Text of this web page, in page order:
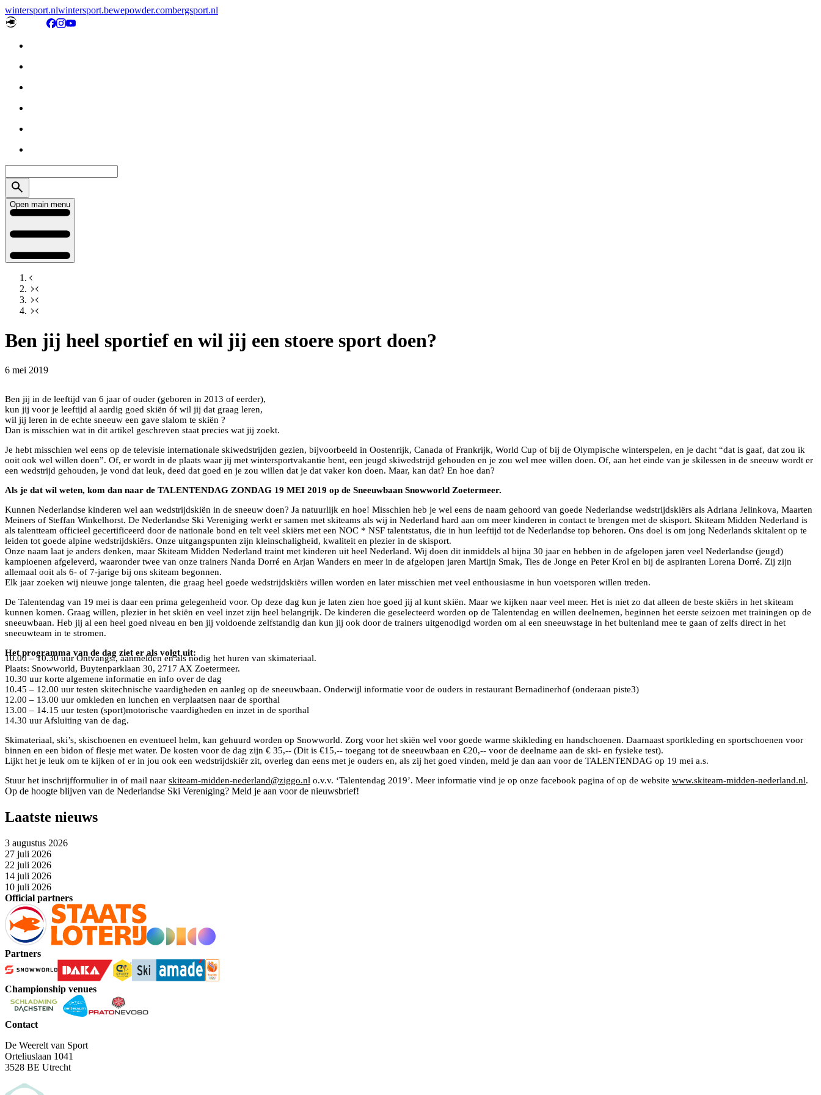
wintersport.nlwintersport.bewepowder.combergsport.nl
Open main menu
Ben jij heel sportief en wil jij een stoere sport doen?
6 mei 2019
Ben jij in de leeftijd van 6 jaar of ouder (geboren in 2013 of eerder),
kun jij voor je leeftijd al aardig goed skiën óf wil jij dat graag leren,
wil jij leren in de echte sneeuw een gave slalom te skiën ?
Dan is misschien wat in dit artikel geschreven staat precies wat jij zoekt.
Je hebt misschien wel eens op de televisie internationale skiwedstrijden gezien, bijvoorbeeld in Oostenrijk, Canada of Frankrijk, World Cup of bij de Olympische winterspelen, en je dacht “dat is gaaf, dat zou ik
ooit ook wel willen doen”. Of, er wordt in de plaats waar jij met wintersportvakantie bent, een jeugd skiwedstrijd gehouden en je zou wel mee willen doen. Of, aan het einde van je skilessen in de sneeuw wordt er
een wedstrijd gehouden, je vond dat leuk, deed dat goed en je zou willen dat je dat vaker kon doen. Maar, kan dat? En hoe dan?
Als je dat wil weten, kom dan naar de TALENTENDAG ZONDAG 19 MEI 2019 op de Sneeuwbaan Snowworld Zoetermeer.
Kunnen Nederlandse kinderen wel aan wedstrijdskiën in de sneeuw doen? Ja natuurlijk en hoe! Misschien heb je wel eens de naam gehoord van goede Nederlandse wedstrijdskiërs als Adriana Jelinkova, Maarten
Meiners of Steffan Winkelhorst. De Nederlandse Ski Vereniging werkt er samen met skiteams als wij in Nederland hard aan om meer kinderen in contact te brengen met de skisport. Skiteam Midden Nederland is
als talentteam officieel gecertificeerd door de nationale bond en telt veel skiërs met een NOC * NSF talentstatus, die in hun leeftijd tot de Nederlandse top behoren. Ons doel is om jong Nederlands skitalent op te
leiden tot goede alpine wedstrijdskiërs. Onze uitgangspunten zijn kleinschaligheid, kwaliteit en plezier in de skisport.
Onze naam laat je anders denken, maar Skiteam Midden Nederland traint met kinderen uit heel Nederland. Wij doen dit inmiddels al bijna 30 jaar en hebben in de afgelopen jaren veel Nederlandse (jeugd)
kampioenen afgeleverd, waaronder twee van onze trainers Nanda Dorré en Arjan Wanders en meer in de afgelopen jaren Martijn Smak, Ties de Jonge en Peter Krol en bij de aspiranten Lorena Dorré. Zij zijn
allemaal ooit als 6- of 7-jarige bij ons skiteam begonnen.
Elk jaar zoeken wij nieuwe jonge talenten, die graag heel goede wedstrijdskiërs willen worden en later misschien met veel enthousiasme in hun voetsporen willen treden.
De Talentendag van 19 mei is daar een prima gelegenheid voor. Op deze dag kun je laten zien hoe goed jij al kunt skiën. Maar we kijken naar veel meer. Het is niet zo dat alleen de beste skiërs in het skiteam
kunnen komen. Graag willen, plezier in het skiën en veel inzet zijn heel belangrijk. De kinderen die geselecteerd worden op de Talentendag en willen deelnemen, beginnen het eerste seizoen met trainingen op de
sneeuwbaan. Heb jij al een heel goed niveau en ben jij voldoende zelfstandig dan kun jij ook door de trainers uitgenodigd worden om al een sneeuwstage in het buitenland mee te gaan of zelfs direct in het
sneeuwteam in te stromen.
Het programma van de dag ziet er als volgt uit:
10.00 – 10.30 uur Ontvangst, aanmelden en als nodig het huren van skimateriaal.
Plaats: Snowworld, Buytenparklaan 30, 2717 AX Zoetermeer.
10.30 uur korte algemene informatie en info over de dag
10.45 – 12.00 uur testen skitechnische vaardigheden en aanleg op de sneeuwbaan. Onderwijl informatie voor de ouders in restaurant Bernadinerhof (onderaan piste3)
12.00 – 13.00 uur omkleden en lunchen en verplaatsen naar de sporthal
13.00 – 14.15 uur testen (sport)motorische vaardigheden en inzet in de sporthal
14.30 uur Afsluiting van de dag.
Skimateriaal, ski’s, skischoenen en eventueel helm, kan gehuurd worden op Snowworld. Zorg voor het skiën wel voor goede warme skikleding en handschoenen. Daarnaast sportkleding en sportschoenen voor
binnen en een bidon of flesje met water. De kosten voor de dag zijn € 35,-- (Dit is €15,-- toegang tot de sneeuwbaan en €20,-- voor de deelname aan de ski- en fysieke test).
Lijkt het je leuk om te kijken of er in jou ook een wedstrijdskiër zit, overleg dan eens met je ouders en, als zij het goed vinden, meld je dan aan voor de TALENTENDAG op 19 mei a.s.
Stuur het inschrijfformulier in of mail naar skiteam-midden-nederland@ziggo.nl o.v.v. ‘Talentendag 2019’. Meer informatie vind je op onze facebook pagina of op de website www.skiteam-midden-nederland.nl.
Op de hoogte blijven van de Nederlandse Ski Vereniging? Meld je aan voor de nieuwsbrief!
Laatste nieuws
3 augustus 2026
27 juli 2026
22 juli 2026
14 juli 2026
10 juli 2026
Official partners
Partners
Championship venues
Contact
De Weerelt van Sport
Orteliuslaan 1041
3528 BE Utrecht